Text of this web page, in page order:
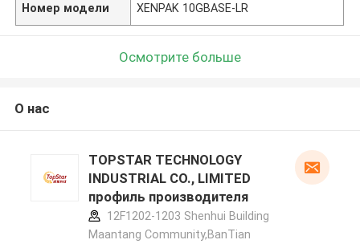
Номер модели XENPAK 10GBASE-LR
Осмотрите больше
О нас
TOPSTAR TECHNOLOGY
INDUSTRIAL CO., LIMITED
профиль производителя
12F1202-1203 Shenhui Building
Maantang Community,BanTian